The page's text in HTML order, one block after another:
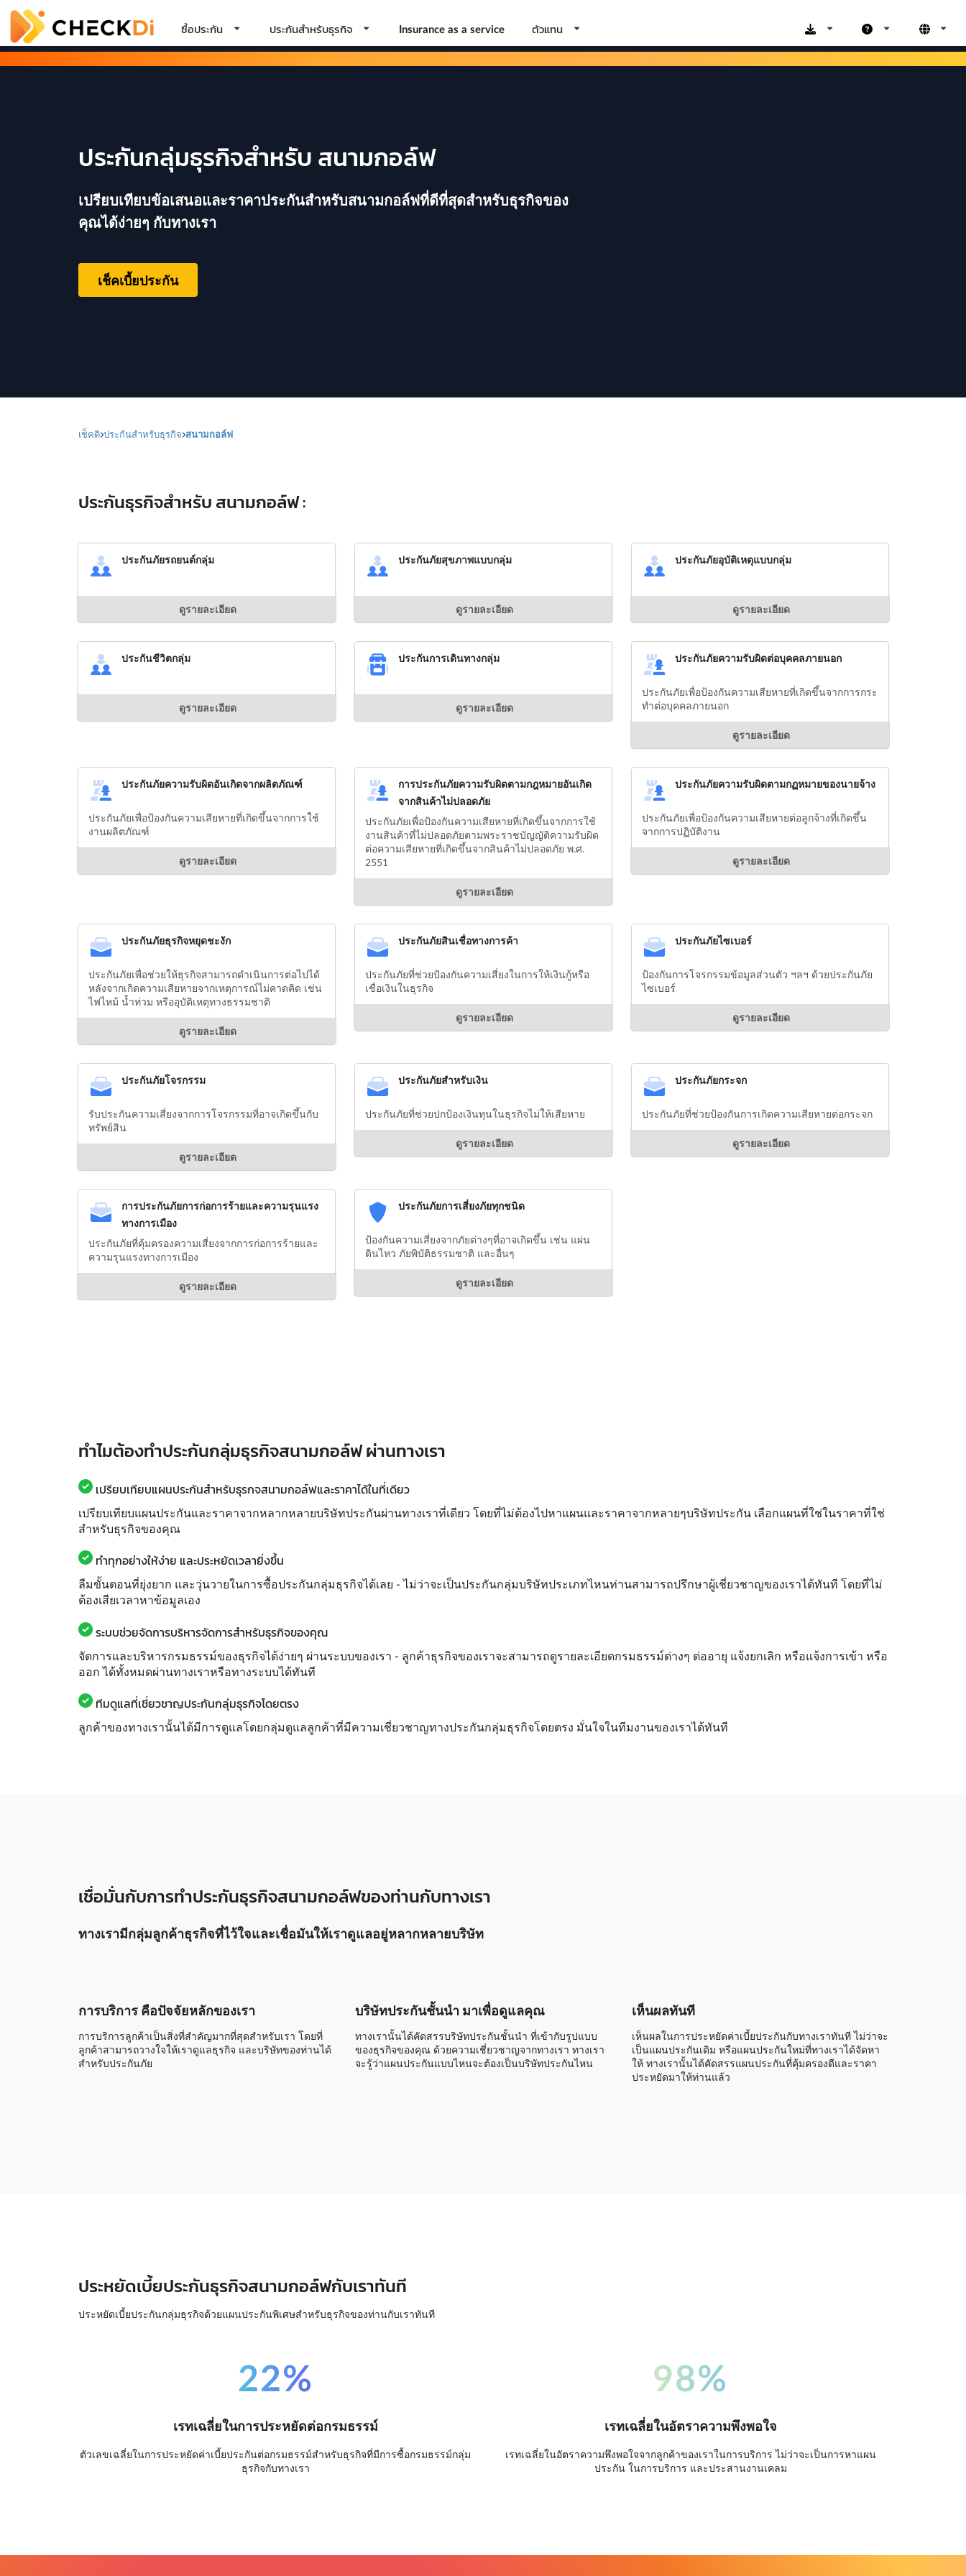
ซื้อประกัน ประกันสำหรับธุรกิจ Insurance as a service ตัวแทน
ประกันกลุ่มธุรกิจสำหรับ สนามกอล์ฟ
เปรียบเทียบข้อเสนอและราคาประกันสำหรับสนามกอล์ฟที่ดีที่สุดสำหรับธุรกิจของ
คุณได้ง่ายๆ กับทางเรา
เช็คเบี้ยประกัน
เช็คดิ ประกันสำหรับธุรกิจ สนามกอล์ฟ
ประกันธุรกิจสำหรับ สนามกอล์ฟ :
ประกันภัยรถยนต์กลุ่ม
ดูรายละเอียด
ประกันภัยสุขภาพแบบกลุ่ม
ดูรายละเอียด
ประกันภัยอุบัติเหตุแบบกลุ่ม
ดูรายละเอียด
ประกันชีวิตกลุ่ม
ดูรายละเอียด
ประกันการเดินทางกลุ่ม
ดูรายละเอียด
ประกันภัยความรับผิดต่อบุคคลภายนอก
ประกันภัยเพื่อป้องกันความเสียหายที่เกิดขึ้นจากการกระ
ทำต่อบุคคลภายนอก
ดูรายละเอียด
ประกันภัยความรับผิดอันเกิดจากผลิตภัณฑ์
ประกันภัยเพื่อป้องกันความเสียหายที่เกิดขึ้นจากการใช้
งานผลิตภัณฑ์
ดูรายละเอียด
การประกันภัยความรับผิดตามกฎหมายอันเกิด
จากสินค้าไม่ปลอดภัย
ประกันภัยเพื่อป้องกันความเสียหายที่เกิดขึ้นจากการใช้
งานสินค้าที่ไม่ปลอดภัยตามพระราชบัญญัติความรับผิด
ต่อความเสียหายที่เกิดขึ้นจากสินค้าไม่ปลอดภัย พ.ศ.
2551
ดูรายละเอียด
ประกันภัยความรับผิดตามกฏหมายของนายจ้าง
ประกันภัยเพื่อป้องกันความเสียหายต่อลูกจ้างที่เกิดขึ้น
จากการปฏิบัติงาน
ดูรายละเอียด
ประกันภัยธุรกิจหยุดชะงัก
ประกันภัยเพื่อช่วยให้ธุรกิจสามารถดำเนินการต่อไปได้
หลังจากเกิดความเสียหายจากเหตุการณ์ไม่คาดคิด เช่น
ไฟไหม้ น้ำท่วม หรืออุบัติเหตุทางธรรมชาติ
ดูรายละเอียด
ประกันภัยสินเชื่อทางการค้า
ประกันภัยที่ช่วยป้องกันความเสี่ยงในการให้เงินกู้หรือ
เชื่อเงินในธุรกิจ
ดูรายละเอียด
ประกันภัยไซเบอร์
ป้องกันการโจรกรรมข้อมูลส่วนตัว ฯลฯ ด้วยประกันภัย
ไซเบอร์
ดูรายละเอียด
ประกันภัยโจรกรรม
รับประกันความเสี่ยงจากการโจรกรรมที่อาจเกิดขึ้นกับ
ทรัพย์สิน
ดูรายละเอียด
ประกันภัยสำหรับเงิน
ประกันภัยที่ช่วยปกป้องเงินทุนในธุรกิจไม่ให้เสียหาย
ดูรายละเอียด
ประกันภัยกระจก
ประกันภัยที่ช่วยป้องกันการเกิดความเสียหายต่อกระจก
ดูรายละเอียด
การประกันภัยการก่อการร้ายและความรุนแรง
ทางการเมือง
ประกันภัยที่คุ้มครองความเสี่ยงจากการก่อการร้ายและ
ความรุนแรงทางการเมือง
ดูรายละเอียด
ประกันภัยการเสี่ยงภัยทุกชนิด
ป้องกันความเสี่ยงจากภัยต่างๆที่อาจเกิดขึ้น เช่น แผ่น
ดินไหว ภัยพิบัติธรรมชาติ และอื่นๆ
ดูรายละเอียด
ทำไมต้องทำประกันกลุ่มธุรกิจสนามกอล์ฟ ผ่านทางเรา
เปรียบเทียบแผนประกันสำหรับธุรกจสนามกอล์ฟและราคาได้ในที่เดียว
เปรียบเทียบแผนประกันและราคาจากหลากหลายบริษัทประกันผ่านทางเราที่เดียว โดยที่ไม่ต้องไปหาแผนและราคาจากหลายๆบริษัทประกัน เลือกแผนที่ใช่ในราคาที่ใช่
สำหรับธุรกิจของคุณ
ทำทุกอย่างให้ง่าย และประหยัดเวลายิ่งขึ้น
ลืมขั้นตอนที่ยุ่งยาก และวุ่นวายในการซื้อประกันกลุ่มธุรกิจได้เลย - ไม่ว่าจะเป็นประกันกลุ่มบริษัทประเภทไหนท่านสามารถปรึกษาผู้เชี่ยวชาญของเราได้ทันที โดยที่ไม่
ต้องเสียเวลาหาข้อมูลเอง
ระบบช่วยจัดการบริหารจัดการสำหรับธุรกิจของคุณ
จัดการและบริหารกรมธรรม์ของธุรกิจได้ง่ายๆ ผ่านระบบของเรา - ลูกค้าธุรกิจของเราจะสามารถดูรายละเอียดกรมธรรม์ต่างๆ ต่ออายุ แจ้งยกเลิก หรือแจ้งการเข้า หรือ
ออก ได้ทั้งหมดผ่านทางเราหรือทางระบบได้ทันที
ทีมดูแลที่เชี่ยวชาญประกันกลุ่มธุรกิจโดยตรง
ลูกค้าของทางเรานั้นได้มีการดูแลโดยกลุ่มดูแลลูกค้าที่มีความเชี่ยวชาญทางประกันกลุ่มธุรกิจโดยตรง มั่นใจในทีมงานของเราได้ทันที
เชื่อมั่นกับการทำประกันธุรกิจสนามกอล์ฟของท่านกับทางเรา
ทางเรามีกลุ่มลูกค้าธุรกิจที่ไว้ใจและเชื่อมันให้เราดูแลอยู่หลากหลายบริษัท
การบริการ คือปัจจัยหลักของเรา
การบริการลูกค้าเป็นสิ่งที่สำคัญมากที่สุดสำหรับเรา โดยที่
ลูกค้าสามารถวางใจให้เราดูแลธุรกิจ และบริษัทของท่านได้
สำหรับประกันภัย
บริษัทประกันชั้นนำ มาเพื่อดูแลคุณ
ทางเรานั้นได้คัดสรรบริษัทประกันชั้นนำ ที่เข้ากับรูปแบบ
ของธุรกิจของคุณ ด้วยความเชี่ยวชาญจากทางเรา ทางเรา
จะรู้ว่าแผนประกันแบบไหนจะต้องเป็นบริษัทประกันไหน
เห็นผลทันที
เห็นผลในการประหยัดค่าเบี้ยประกันกับทางเราทันที ไม่ว่าจะ
เป็นแผนประกันเดิม หรือแผนประกันใหม่ที่ทางเราได้จัดหา
ให้ ทางเรานั้นได้คัดสรรแผนประกันที่คุ้มครองดีและราคา
ประหยัดมาให้ท่านแล้ว
ประหยัดเบี้ยประกันธุรกิจสนามกอล์ฟกับเราทันที
ประหยัดเบี้ยประกันกลุ่มธุรกิจด้วยแผนประกันพิเศษสำหรับธุรกิจของท่านกับเราทันที
22%
เรทเฉลี่ยในการประหยัดต่อกรมธรรม์
ตัวเลขเฉลี่ยในการประหยัดค่าเบี้ยประกันต่อกรมธรรม์สำหรับธุรกิจที่มีการซื้อกรมธรรม์กลุ่ม
ธุรกิจกับทางเรา
98%
เรทเฉลี่ยในอัตราความพึงพอใจ
เรทเฉลี่ยในอัตราความพึงพอใจจากลูกค้าของเราในการบริการ ไม่ว่าจะเป็นการหาแผน
ประกัน ในการบริการ และประสานงานเคลม